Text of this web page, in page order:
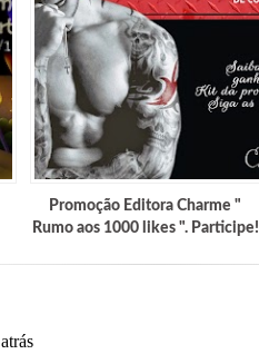
Promoção Editora Charme "
Rumo aos 1000 likes ". Participe!